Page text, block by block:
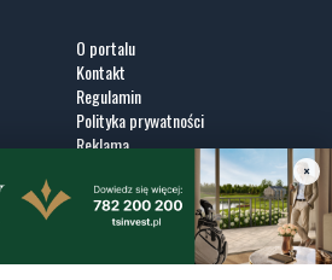
O portalu
Kontakt
Regulamin
Polityka prywatności
Reklama
×